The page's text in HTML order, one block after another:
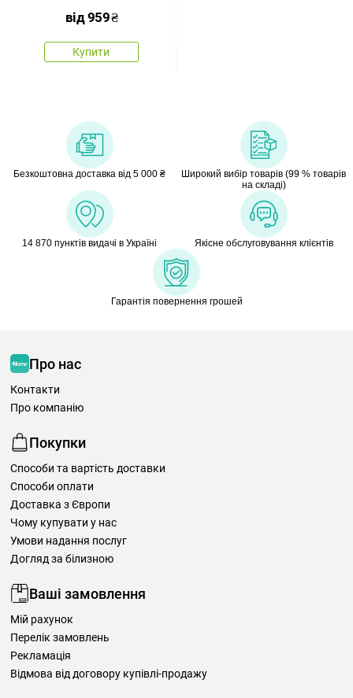
від959₴
Купити
Безкоштовна доставка від 5 000 ₴
Широкий вибір товарів (99 % товарів
на складі)
14 870 пунктів видачі в Україні Якісне обслуговування клієнтів
Гарантія повернення грошей
Про нас
Контакти
Про компанію
Покупки
Способи та вартість доставки
Способи оплати
Доставка з Європи
Чому купувати у нас
Умови надання послуг
Догляд за білизною
Ваші замовлення
Мій рахунок
Перелік замовлень
Рекламація
Відмова від договору купівлі-продажу